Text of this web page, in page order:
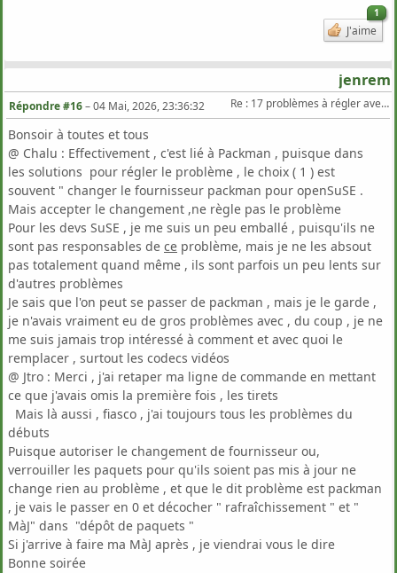
1
J'aime
jenrem
Re : 17 problèmes à régler avec Zypper Dup sur TW
Répondre #16–04 Mai, 2026, 23:36:32
Bonsoir à toutes et tous
@ Chalu : Effectivement , c'est lié à Packman , puisque dans
les solutions pour régler le problème , le choix ( 1 ) est
souvent " changer le fournisseur packman pour openSuSE .
Mais accepter le changement ,ne règle pas le problème
Pour les devs SuSE , je me suis un peu emballé , puisqu'ils ne
sont pas responsables de ce problème, mais je ne les absout
pas totalement quand même , ils sont parfois un peu lents sur
d'autres problèmes
Je sais que l'on peut se passer de packman , mais je le garde ,
je n'avais vraiment eu de gros problèmes avec , du coup , je ne
me suis jamais trop intéressé à comment et avec quoi le
remplacer , surtout les codecs vidéos
@ Jtro : Merci , j'ai retaper ma ligne de commande en mettant
ce que j'avais omis la première fois , les tirets
Mais là aussi , fiasco , j'ai toujours tous les problèmes du
débuts
Puisque autoriser le changement de fournisseur ou,
verrouiller les paquets pour qu'ils soient pas mis à jour ne
change rien au problème , et que le dit problème est packman
, je vais le passer en 0 et décocher " rafraîchissement " et "
MàJ" dans "dépôt de paquets "
Si j'arrive à faire ma MàJ après , je viendrai vous le dire
Bonne soirée